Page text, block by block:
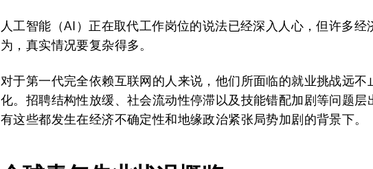
人工智能（AI）正在取代工作岗位的说法已经深入人心，但许多经
为，真实情况要复杂得多。
对于第一代完全依赖互联网的人来说，他们所面临的就业挑战远不
化。招聘结构性放缓、社会流动性停滞以及技能错配加剧等问题层
有这些都发生在经济不确定性和地缘政治紧张局势加剧的背景下。